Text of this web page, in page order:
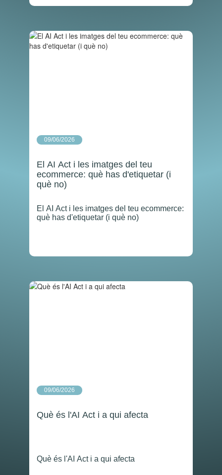
El AI Act i les imatges del teu
ecommerce: què has d'etiquetar (i
què no)
09/06/2026
El AI Act i les imatges del teu ecommerce:
què has d'etiquetar (i què no)
Què és l'AI Act i a qui afecta
09/06/2026
Què és l'AI Act i a qui afecta